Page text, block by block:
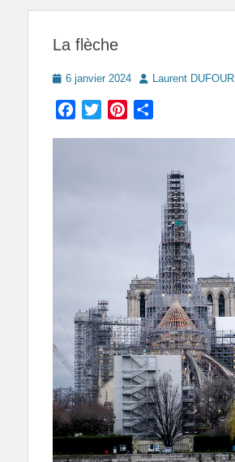
La flèche
Posted
6 janvier 2024 AuthorLaurent DUFOUR
Facebook
TwitterPinterest